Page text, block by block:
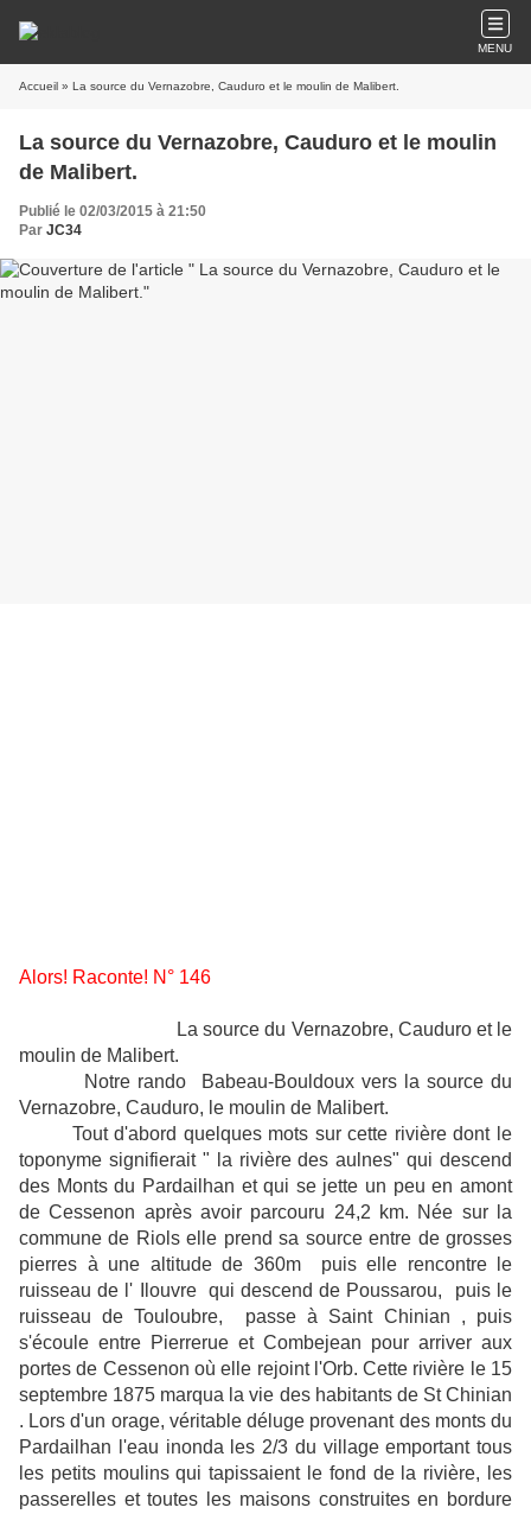
MENU
Accueil » La source du Vernazobre, Cauduro et le moulin de Malibert.
La source du Vernazobre, Cauduro et le moulin
de Malibert.
Publié le 02/03/2015 à 21:50
Par JC34
Alors! Raconte! N° 146
La source du Vernazobre, Cauduro et le
moulin de Malibert.
Notre rando Babeau-Bouldoux vers la source du
Vernazobre, Cauduro, le moulin de Malibert.
Tout d'abord quelques mots sur cette rivière dont le
toponyme signifierait " la rivière des aulnes" qui descend
des Monts du Pardailhan et qui se jette un peu en amont
de Cessenon après avoir parcouru 24,2 km. Née sur la
commune de Riols elle prend sa source entre de grosses
pierres à une altitude de 360m puis elle rencontre le
ruisseau de l' Ilouvre qui descend de Poussarou, puis le
ruisseau de Touloubre, passe à Saint Chinian , puis
s'écoule entre Pierrerue et Combejean pour arriver aux
portes de Cessenon où elle rejoint l'Orb. Cette rivière le 15
septembre 1875 marqua la vie des habitants de St Chinian
. Lors d'un orage, véritable déluge provenant des monts du
Pardailhan l'eau inonda les 2/3 du village emportant tous
les petits moulins qui tapissaient le fond de la rivière, les
passerelles et toutes les maisons construites en bordure